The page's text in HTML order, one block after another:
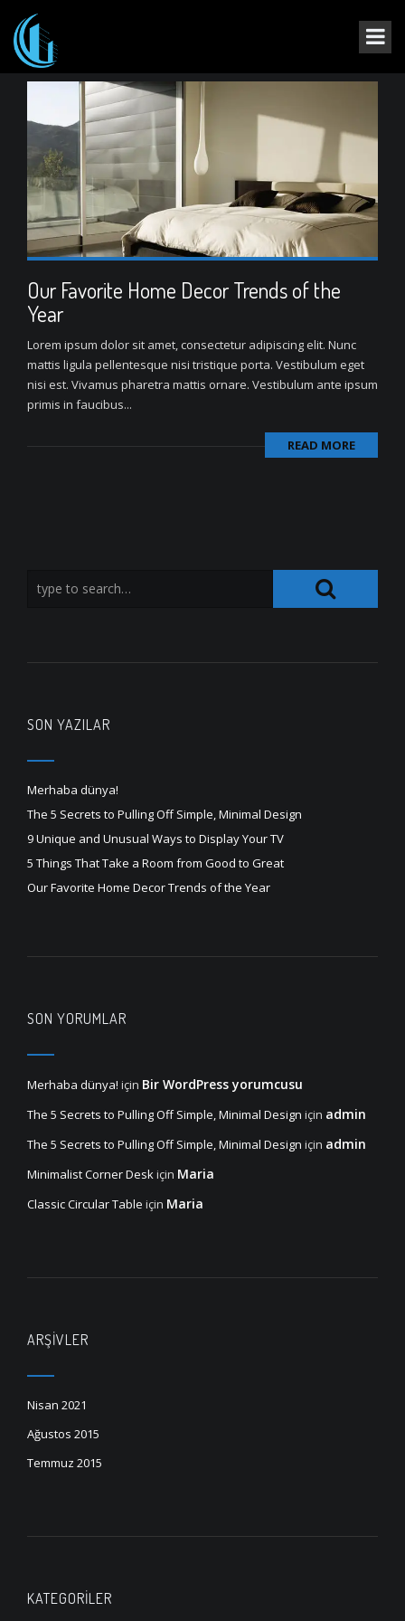
Our Favorite Home Decor Trends of the
Year
Lorem ipsum dolor sit amet, consectetur adipiscing elit. Nunc
mattis ligula pellentesque nisi tristique porta. Vestibulum eget
nisi est. Vivamus pharetra mattis ornare. Vestibulum ante ipsum
primis in faucibus...
READ MORE
SON YAZILAR
Merhaba dünya!
The 5 Secrets to Pulling Off Simple, Minimal Design
9 Unique and Unusual Ways to Display Your TV
5 Things That Take a Room from Good to Great
Our Favorite Home Decor Trends of the Year
SON YORUMLAR
Merhaba dünya! için Bir WordPress yorumcusu
The 5 Secrets to Pulling Off Simple, Minimal Design için admin
The 5 Secrets to Pulling Off Simple, Minimal Design için admin
Minimalist Corner Deskiçin Maria
Classic Circular Table için Maria
ARŞIVLER
Nisan 2021
Ağustos 2015
Temmuz 2015
KATEGORILER